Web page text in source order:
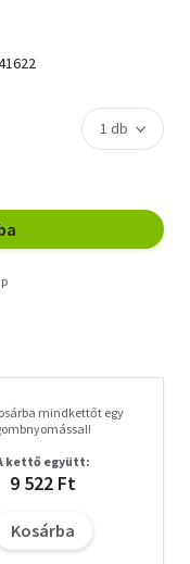
mindkettőt egy
kettő együtt:
9 522 Ft
Kosárba